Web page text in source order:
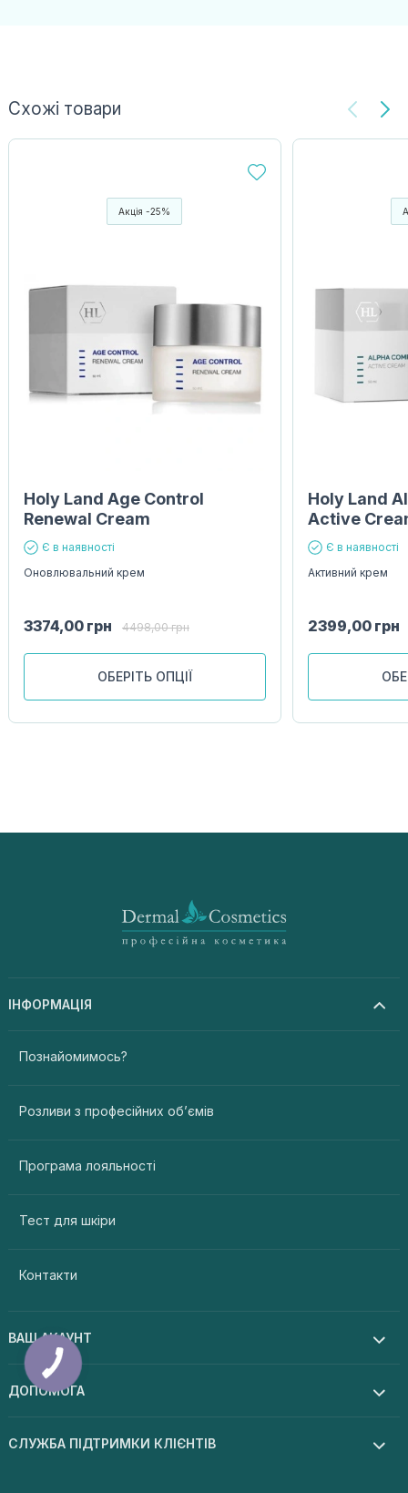
Схожі товари
Акція -25%
Holy Land Age Control
Renewal Cream
Є в наявності
Оновлювальний крем
3374,00 грн 4498,00грн
ОБЕРІТЬ ОПЦІЇ
Holy Land
Active
Є в наявності
Активний крем
2399,00 грн
ІНФОРМАЦІЯ
Познайомимось?
Розливи з професійних об’ємів
Програма лояльності
Тест для шкіри
Контакти
ВАШ АКАУНТ
ДОПОМОГА
СЛУЖБА ПІДТРИМКИ КЛІЄНТІВ